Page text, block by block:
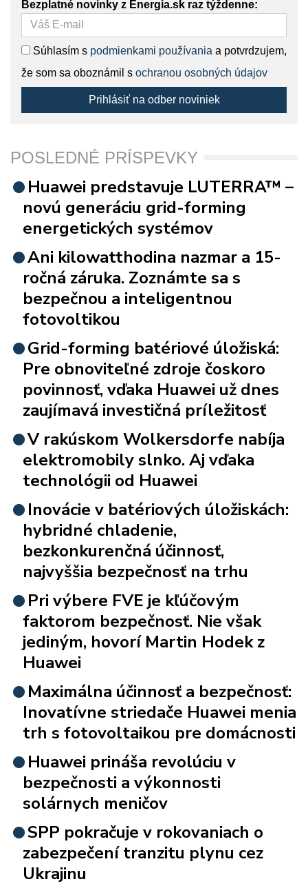
Bezplatné novinky z Energia.sk raz týždenne:
Súhlasím s podmienkami používania a potvrdzujem,
že som sa oboznámil s ochranou osobných údajov
Prihlásiť na odber noviniek
POSLEDNÉ PRÍSPEVKY
Huawei predstavuje LUTERRA™ –
novú generáciu grid-forming
energetických systémov
Ani kilowatthodina nazmar a 15-
ročná záruka. Zoznámte sa s
bezpečnou a inteligentnou
fotovoltikou
Grid-forming batériové úložiská:
Pre obnoviteľné zdroje čoskoro
povinnosť, vďaka Huawei už dnes
zaujímavá investičná príležitosť
V rakúskom Wolkersdorfe nabíja
elektromobily slnko. Aj vďaka
technológii od Huawei
Inovácie v batériových úložiskách:
hybridné chladenie,
bezkonkurenčná účinnosť,
najvyššia bezpečnosť na trhu
Pri výbere FVE je kľúčovým
faktorom bezpečnosť. Nie však
jediným, hovorí Martin Hodek z
Huawei
Maximálna účinnosť a bezpečnosť:
Inovatívne striedače Huawei menia
trh s fotovoltaikou pre domácnosti
Huawei prináša revolúciu v
bezpečnosti a výkonnosti
solárnych meničov
SPP pokračuje v rokovaniach o
zabezpečení tranzitu plynu cez
Ukrajinu